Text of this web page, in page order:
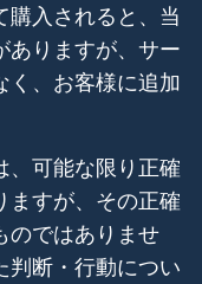
購入されると、当
ありますが、サー
く、お客様に追加
、可能な限り正確
ますが、その正確
のではありませ
判断・行動につい